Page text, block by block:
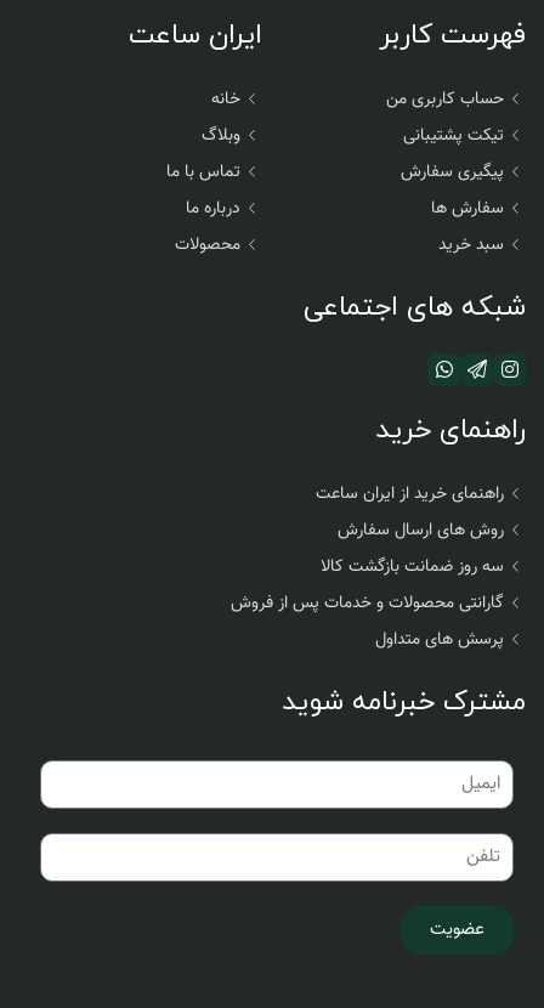
فهرست کاربر
حساب کاربری من
تیکت پشتیبانی
پیگیری سفارش
سفارش ها
سبد خرید
شبکه های اجتماعی
ایران ساعت
خانه
وبلاگ
تماس با ما
درباره ما
محصولات
راهنمای خرید
راهنمای خرید از ایران ساعت
روش های ارسال سفارش
سه روز ضمانت بازگشت کالا
گارانتی محصولات و خدمات پس از فروش
پرسش های متداول
مشترک خبرنامه شوید
عضویت